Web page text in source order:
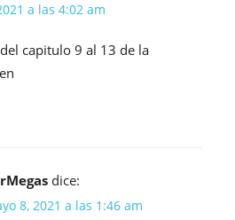
a las 4:02 am
capitulo 9 al 13 de la
dice:
8, 2021 a las 1:46 am